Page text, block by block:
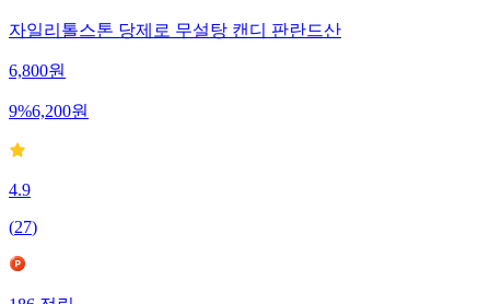
자일리톨스톤 당제로 무설탕 캔디 판란드산
6,800원
9%6,200원
4.9
(27)